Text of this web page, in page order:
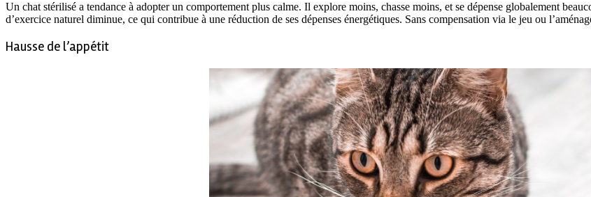
Un chat stérilisé a tendance à adopter un comportement plus calme. Il explore moins, chasse moins, et se dépense globalement
d’exercice naturel diminue, ce qui contribue à une réduction de ses dépenses énergétiques. Sans compensation via le jeu ou
Hausse de l’appétit